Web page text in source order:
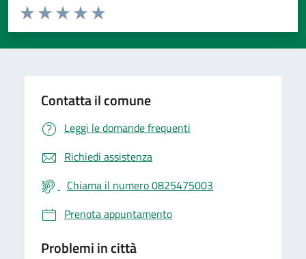
Valuta da 1 a 5 stelle la pagina
Valuta 5 stelle su 5
Valuta 4 stelle su 5
Valuta 3 stelle su 5
Valuta 2 stelle su 5
Valuta 1 stelle su 5
Contatta il comune
Leggi le domande frequenti
Richiedi assistenza
Chiama il numero 0825475003
Prenota appuntamento
Problemi in città